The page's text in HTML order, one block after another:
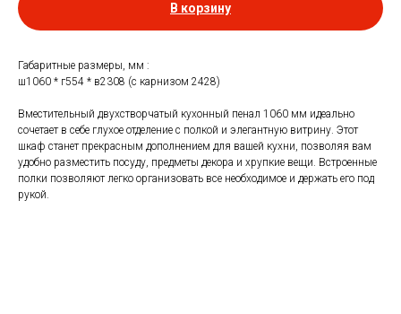
В корзину
Габаритные размеры, мм :
ш1060 * г554 * в2308 (с карнизом 2428)
Вместительный двухстворчатый кухонный пенал 1060 мм идеально
сочетает в себе глухое отделение с полкой и элегантную витрину. Этот
шкаф станет прекрасным дополнением для вашей кухни, позволяя вам
удобно разместить посуду, предметы декора и хрупкие вещи. Встроенные
полки позволяют легко организовать все необходимое и держать его под
рукой.